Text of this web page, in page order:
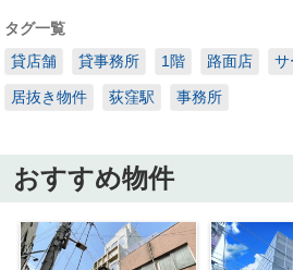
タグ一覧
貸店舗
貸事務所 1階 路面店 サ
居抜き物件 荻窪駅 事務所
おすすめ物件